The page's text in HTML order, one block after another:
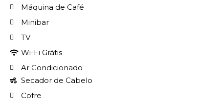
Máquina de Café
Minibar
TV
Wi-Fi Grátis
Ar Condicionado
Secador de Cabelo
Cofre